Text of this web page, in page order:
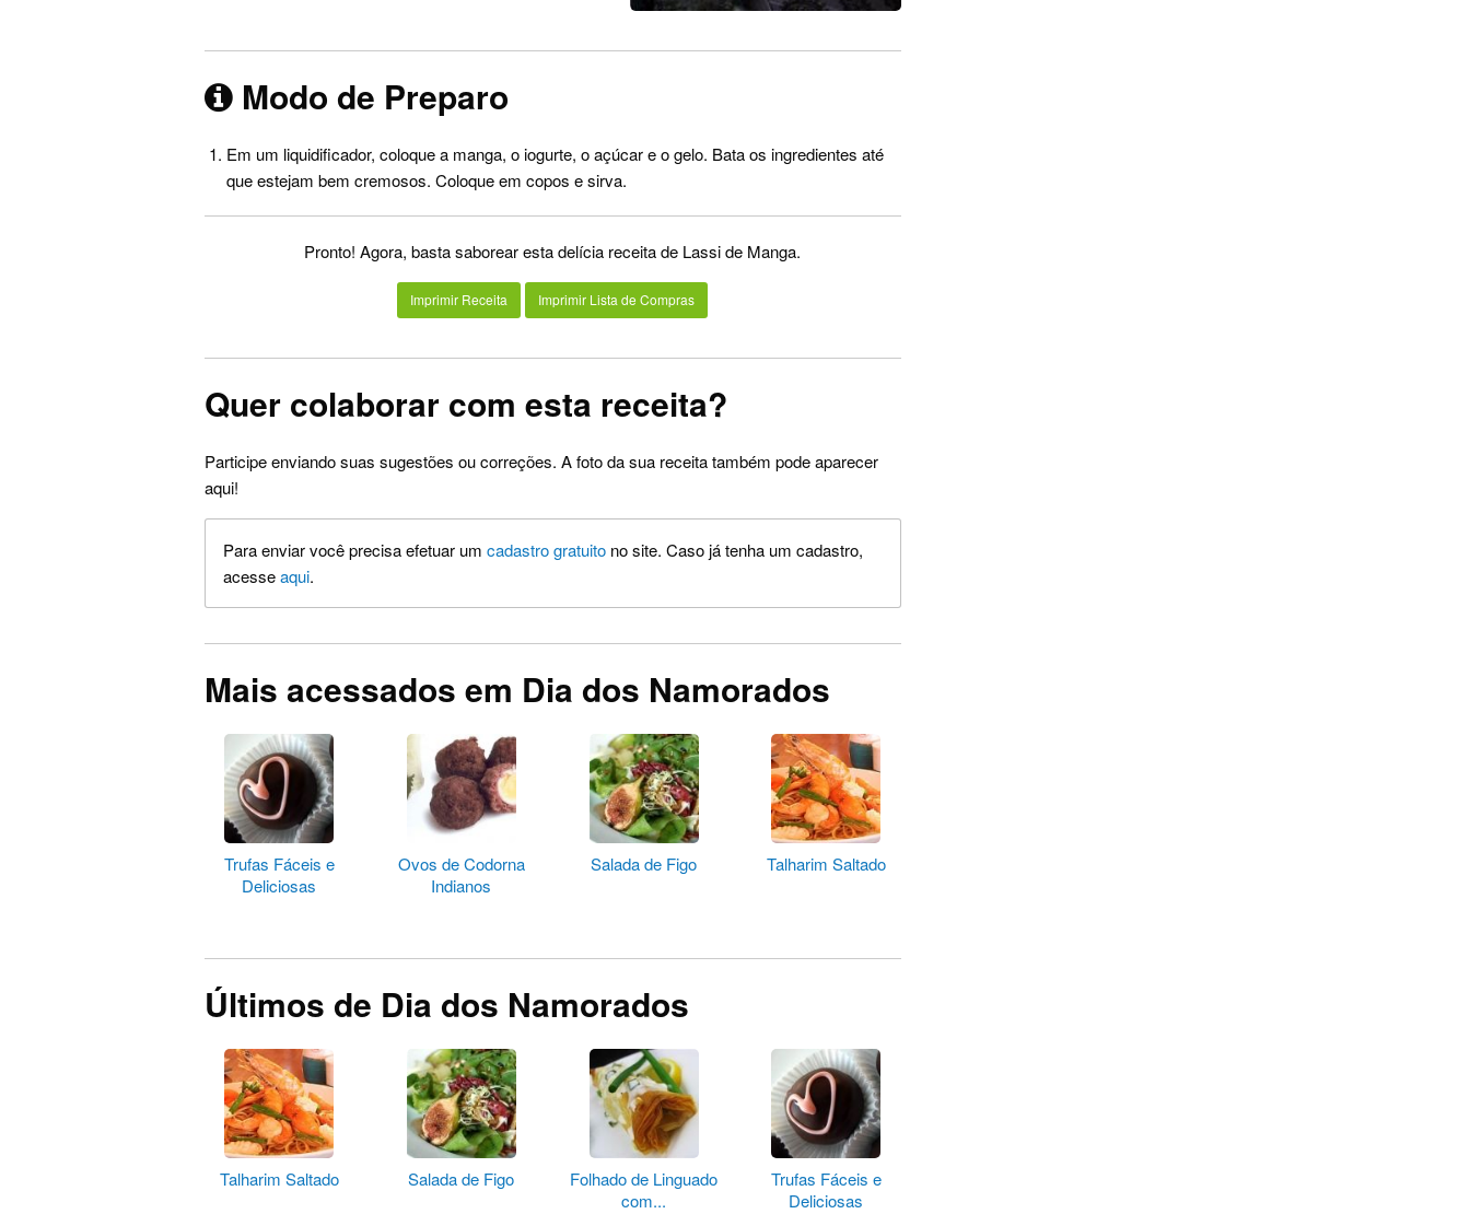
Modo de Preparo
Em um liquidificador, coloque a manga, o iogurte, o açúcar e o gelo. Bata os ingredientes até
que estejam bem cremosos. Coloque em copos e sirva.
Pronto! Agora, basta saborear esta delícia receita de Lassi de Manga.
Imprimir Receita Imprimir Lista de Compras
Quer colaborar com esta receita?
Participe enviando suas sugestões ou correções. A foto da sua receita também pode aparecer
aqui!
Para enviar você precisa efetuar um cadastro gratuito no site. Caso já tenha um cadastro,
acesseaqui.
Mais acessados em Dia dos Namorados
Trufas Fáceis e
Deliciosas
Ovos de Codorna
Indianos
Salada de Figo Talharim Saltado
Últimos de Dia dos Namorados
Talharim Saltado Salada de Figo
Folhado de Linguado
com...
Trufas Fáceis e
Deliciosas